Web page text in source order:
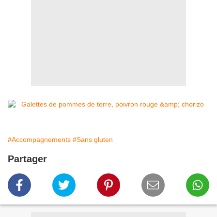
#Accompagnements #Sans gluten
Partager